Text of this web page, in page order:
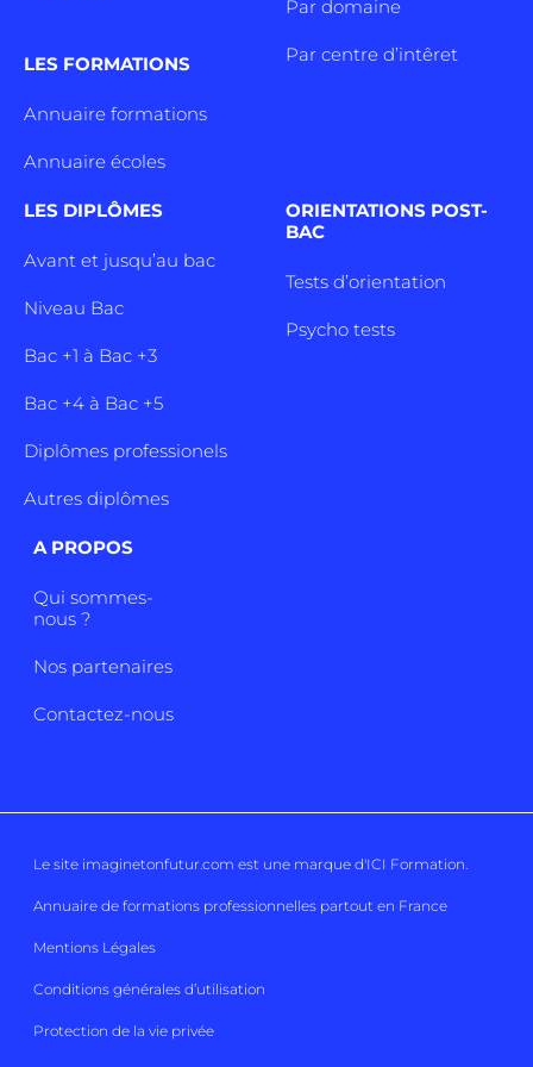
LES FORMATIONS
Annuaire formations
Annuaire écoles
Par domaine
Par centre d’intêret
LES DIPLÔMES
Avant et jusqu’au bac
Niveau Bac
Bac +1 à Bac +3
Bac +4 à Bac +5
Diplômes professionels
Autres diplômes
ORIENTATIONS POST-
BAC
Tests d’orientation
Psycho tests
A PROPOS
Qui sommes-
nous ?
Nos partenaires
Contactez-nous
Le site imaginetonfutur.com est une marque d'ICI Formation.
Annuaire de formations professionnelles partout en France
Mentions Légales
Conditions générales d’utilisation
Protection de la vie privée